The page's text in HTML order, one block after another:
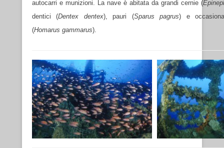
autocarri e munizioni. La nave è abitata da grandi cernie (
dentici (Dentex dentex), pauri (Sparus pagrus) e
(Homarus gammarus).